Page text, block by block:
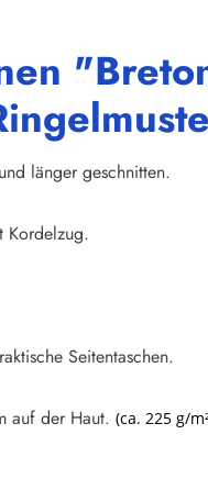
länger geschnitten.
Kordelzug.
Seitentaschen.
auf der Haut. (ca. 225 g/